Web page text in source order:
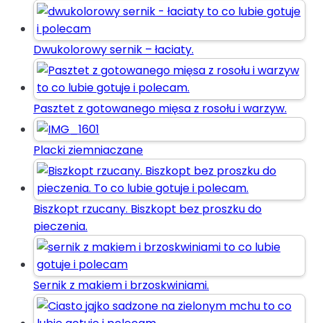
Dwukolorowy sernik – łaciaty.
Pasztet z gotowanego mięsa z rosołu i warzyw.
Placki ziemniaczane
Biszkopt rzucany. Biszkopt bez proszku do
pieczenia.
Sernik z makiem i brzoskwiniami.